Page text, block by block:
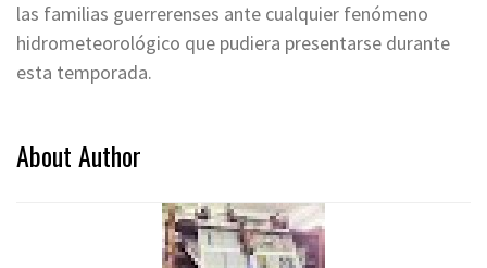
las familias guerrerenses ante cualquier fenómeno
hidrometeorológico que pudiera presentarse durante
esta temporada.
About Author